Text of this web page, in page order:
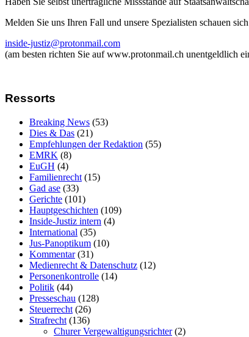
Melden Sie uns Ihren Fall und unsere Spezialisten schauen
inside-justiz@protonmail.com
(am besten richten Sie auf www.protonmail.ch unentgeldlich
Ressorts
Breaking News (53)
Dies & Das (21)
Empfehlungen der Redaktion (55)
EMRK (8)
EuGH (4)
Familienrecht (15)
Gad ase (33)
Gerichte (101)
Hauptgeschichten (109)
Inside-Justiz intern (4)
International (35)
Jus-Panoptikum (10)
Kommentar(31)
Medienrecht & Datenschutz (12)
Personenkontrolle (14)
Politik (44)
Presseschau (128)
Steuerrecht (26)
Strafrecht (136)
Churer Vergewaltigungsrichter(2)